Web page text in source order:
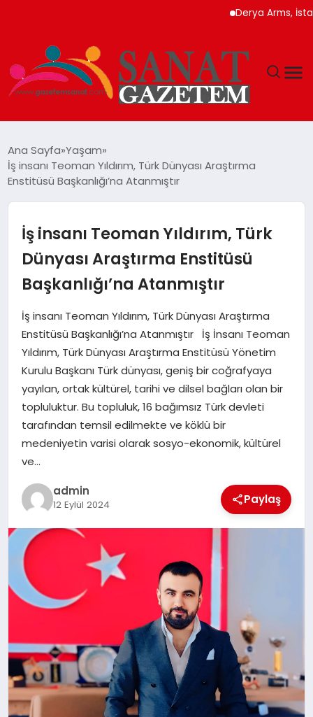
Derya Arms,
TEKNOLOJI
SPOR
YAŞAM
EKONOMI
SAĞLIK
DÜNYA
EĞITIM
Ana Sayfa Yaşam
İş insanı Teoman Yıldırım, Türk Dünyası Araştırma
Enstitüsü Başkanlığı’na Atanmıştır
İş insanı Teoman Yıldırım, Türk
Dünyası Araştırma Enstitüsü
Başkanlığı’na Atanmıştır
İş insanı Teoman Yıldırım, Türk Dünyası Araştırma
Enstitüsü Başkanlığı’na Atanmıştır İş İnsanı Teoman
Yıldırım, Türk Dünyası Araştırma Enstitüsü Yönetim
Kurulu Başkanı Türk dünyası, geniş bir coğrafyaya
yayılan, ortak kültürel, tarihi ve dilsel bağları olan bir
topluluktur. Bu topluluk, 16 bağımsız Türk devleti
tarafından temsil edilmekte ve köklü bir
medeniyetin varisi olarak sosyo-ekonomik, kültürel
ve…
admin
12 Eylül 2024 Paylaş